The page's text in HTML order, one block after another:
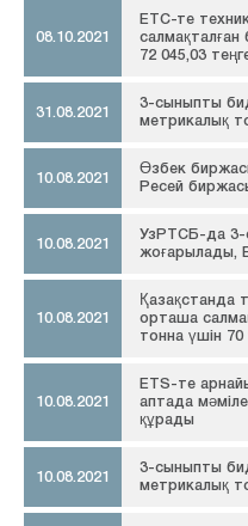
08.10.2021
ЕТС-те
салмақталған
72 045,03
31.08.2021
3-сыныпты
метрикалық
10.08.2021
Өзбек
Ресей
10.08.2021
УзРТСБ-да 3-
жоғарылады,
10.08.2021
Қазақстанда
орташа
тонна үшін 70
10.08.2021
ETS-те
аптада
құрады
10.08.2021
3-сыныпты
метрикалық